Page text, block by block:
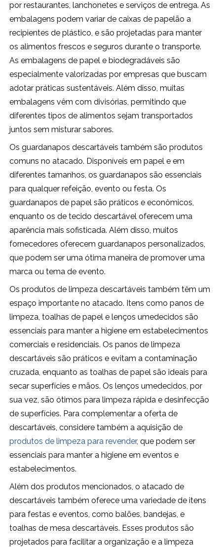
por restaurantes, lanchonetes e serviços de entrega. As
embalagens podem variar de caixas de papelão a
recipientes de plástico, e são projetadas para manter
os alimentos frescos e seguros durante o transporte.
As embalagens de papel e biodegradáveis são
especialmente valorizadas por empresas que buscam
adotar práticas sustentáveis. Além disso, muitas
embalagens vêm com divisórias, permitindo que
diferentes tipos de alimentos sejam transportados
juntos sem misturar sabores.
Os guardanapos descartáveis também são produtos
comuns no atacado. Disponíveis em papel e em
diferentes tamanhos, os guardanapos são essenciais
para qualquer refeição, evento ou festa. Os
guardanapos de papel são práticos e econômicos,
enquanto os de tecido descartável oferecem uma
aparência mais sofisticada. Além disso, muitos
fornecedores oferecem guardanapos personalizados,
que podem ser uma ótima maneira de promover uma
marca ou tema de evento.
Os produtos de limpeza descartáveis também têm um
espaço importante no atacado. Itens como panos de
limpeza, toalhas de papel e lenços umedecidos são
essenciais para manter a higiene em estabelecimentos
comerciais e residenciais. Os panos de limpeza
descartáveis são práticos e evitam a contaminação
cruzada, enquanto as toalhas de papel são ideais para
secar superfícies e mãos. Os lenços umedecidos, por
sua vez, são ótimos para limpeza rápida e desinfecção
de superfícies. Para complementar a oferta de
descartáveis, considere também a aquisição de
produtos de limpeza para revender, que podem ser
essenciais para manter a higiene em eventos e
estabelecimentos.
Além dos produtos mencionados, o atacado de
descartáveis também oferece uma variedade de itens
para festas e eventos, como balões, bandejas, e
toalhas de mesa descartáveis. Esses produtos são
projetados para facilitar a organização e a limpeza